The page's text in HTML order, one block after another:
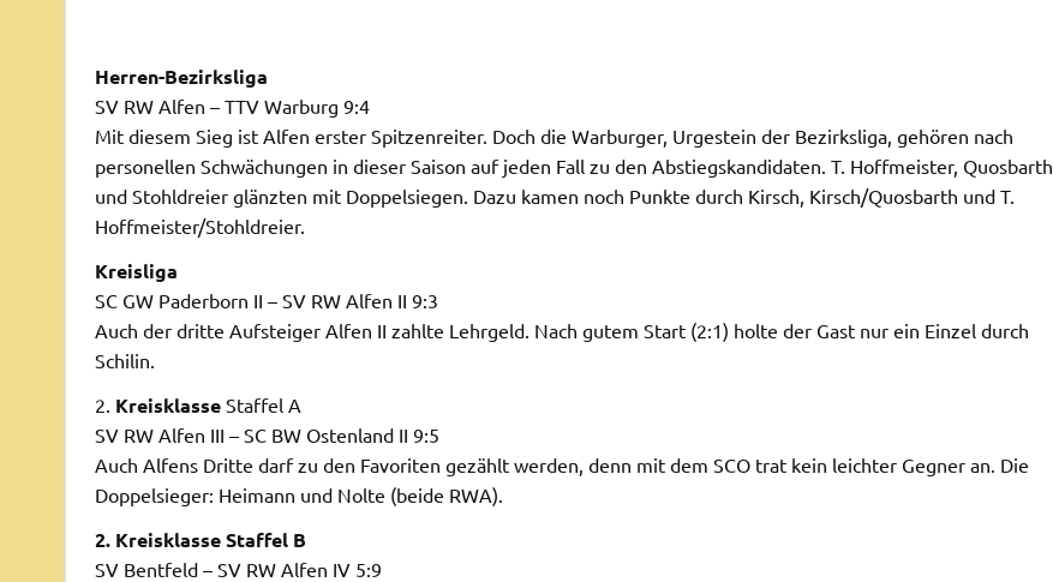
Herren-Bezirksliga
SV RW Alfen – TTV Warburg 9:4
Mit diesem Sieg ist Alfen erster Spitzenreiter. Doch die Warburger, Urgestein der Bezirksliga, gehören nach
personellen Schwächungen in dieser Saison auf jeden Fall zu den Abstiegskandidaten. T. Hoffmeister, Quosbarth
und Stohldreier glänzten mit Doppelsiegen. Dazu kamen noch Punkte durch Kirsch, Kirsch/Quosbarth und T.
Hoffmeister/Stohldreier.
Kreisliga
SC GW Paderborn II – SV RW Alfen II 9:3
Auch der dritte Aufsteiger Alfen II zahlte Lehrgeld. Nach gutem Start (2:1) holte der Gast nur ein Einzel durch
Schilin.
2. KreisklasseStaffel A
SV RW Alfen III – SC BW Ostenland II 9:5
Auch Alfens Dritte darf zu den Favoriten gezählt werden, denn mit dem SCO trat kein leichter Gegner an. Die
Doppelsieger: Heimann und Nolte (beide RWA).
2. Kreisklasse Staffel B
SV Bentfeld – SV RW Alfen IV 5:9